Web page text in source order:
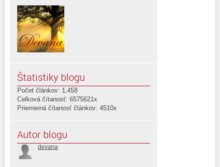
Štatistiky blogu
Počet článkov: 1,458
Celková čítanosť: 6575621x
Priemerná čítanosť článkov: 4510x
Autor blogu
devana